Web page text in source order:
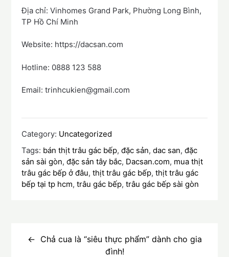
Địa chỉ: Vinhomes Grand Park, Phường Long Bình,
TP Hồ Chí Minh
Website: https://dacsan.com
Hotline: 0888 123 588
Email: trinhcukien@gmail.com
Category: Uncategorized
Tags: bán thịt trâu gác bếp,đặc sản,dac san,đặc
sản sài gòn,đặc sản tây bắc, Dacsan.com, mua thịt
trâu gác bếp ở đâu,thịt trâu gác bếp,thịt trâu gác
bếp tại tp hcm,trâu gác bếp,trâu gác bếp sài gòn
hướngChả cua là “siêu thực phẩm” dành cho gia
đình!